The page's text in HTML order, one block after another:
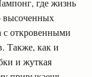
где жизнь
высоченных
с откровенными
Также, как и
и жуткая